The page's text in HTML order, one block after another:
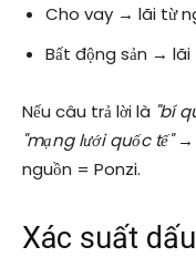
Cho vay → lãi từ
Bất động sản →
Nếu câu trả lời là "bí
"mạng lưới quốc tế"→
nguồn = Ponzi.
Xác suất